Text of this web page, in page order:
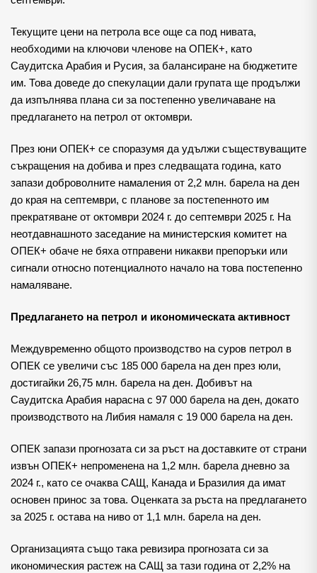
Текущите цени на петрола все още са под нивата,
необходими на ключови членове на ОПЕК+, като
Саудитска Арабия и Русия, за балансиране на бюджетите
им. Това доведе до спекулации дали групата ще продължи
да изпълнява плана си за постепенно увеличаване на
предлагането на петрол от октомври.
През юни ОПЕК+ се споразумя да удължи съществуващите
съкращения на добива и през следващата година, като
запази доброволните намаления от 2,2 млн. барела на ден
до края на септември, с планове за постепенното им
прекратяване от октомври 2024 г. до септември 2025 г. На
неотдавнашното заседание на министерския комитет на
ОПЕК+ обаче не бяха отправени никакви препоръки или
сигнали относно потенциалното начало на това постепенно
намаляване.
Предлагането на петрол и икономическата активност
Междувременно общото производство на суров петрол в
ОПЕК се увеличи със 185 000 барела на ден през юли,
достигайки 26,75 млн. барела на ден. Добивът на
Саудитска Арабия нарасна с 97 000 барела на ден, докато
производството на Либия намаля с 19 000 барела на ден.
ОПЕК запази прогнозата си за ръст на доставките от страни
извън ОПЕК+ непроменена на 1,2 млн. барела дневно за
2024 г., като се очаква САЩ, Канада и Бразилия да имат
основен принос за това. Оценката за ръста на предлагането
за 2025 г. остава на ниво от 1,1 млн. барела на ден.
Организацията също така ревизира прогнозата си за
икономическия растеж на САЩ за тази година от 2,2% на